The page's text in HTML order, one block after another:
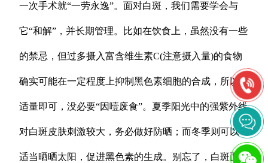
一次手术就“一劳永逸”。面对白斑，我们需要学会与
它“和解”，并长期管理。比如在饮食上，虽然没有一些
的禁忌，但过多摄入富含维生素C(注意摄入量)的食物
确实可能在一定程度上抑制黑色素细胞的合成，所以
适量即可，没必要“因噎废食”。夏季阳光中的强紫外线
对白斑皮肤刺激较大，务必做好防晒；而冬季则可以
适当晒晒太阳，促进黑色素的生成。别忘了，白斑面